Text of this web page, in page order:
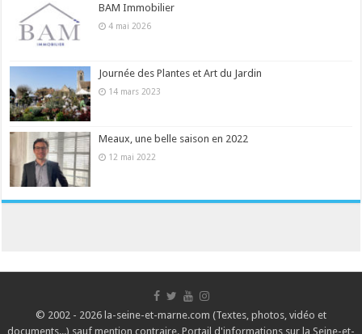
BAM Immobilier
4 mai 2026
Journée des Plantes et Art du Jardin
14 mars 2023
Meaux, une belle saison en 2022
12 mai 2022
© 2002 - 2026 la-seine-et-marne.com (Textes, photos, vidéo et
documents...) sauf mention contraire. Portail d'informations sur la Seine-et-